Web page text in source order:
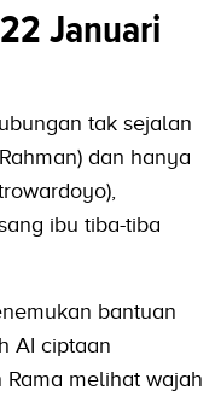
Januari
tak sejalan
dan hanya
ibu tiba-tiba
bantuan
AI ciptaan
melihat wajah